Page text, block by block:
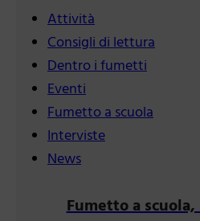
Attività
Consigli di lettura
Dentro i fumetti
Eventi
Fumetto a scuola
Interviste
News
Fumetto a